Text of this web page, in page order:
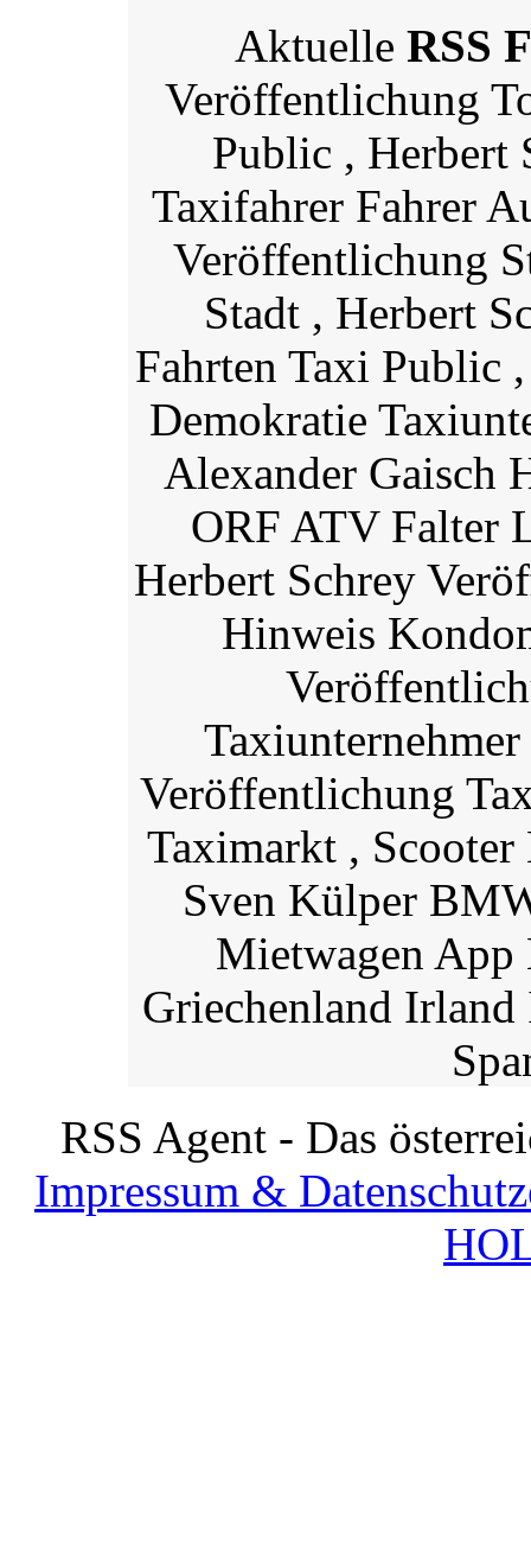
Aktuelle RSS
Veröffentlichung
Public , Herbert
Taxifahrer Fahrer
Veröffentlichung
Stadt , Herbert
Fahrten Taxi Public
Demokratie
Alexander Gaisch
ORF ATV Falter
Herbert Schrey
Hinweis
Veröffentlichung
Taximarkt ,
Sven Külper
Mietwagen App
Griechenland
RSS Agent - Das
Impressum &